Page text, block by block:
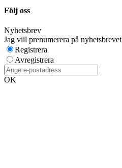
Följ oss
Nyhetsbrev
Jag vill prenumerera på nyhetsbrevet
Registrera
Avregistrera
OK